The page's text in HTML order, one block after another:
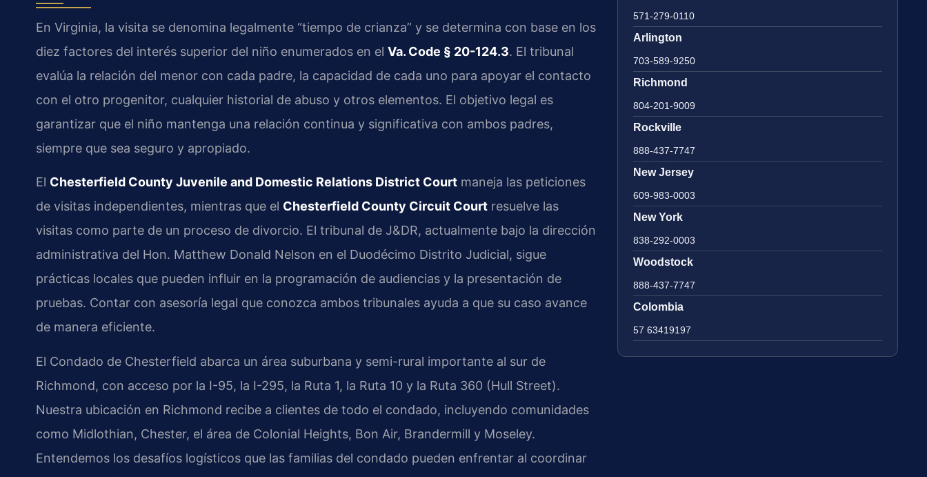
En Virginia, la visita se denomina legalmente “tiempo de crianza” y se determina con base en los
diez factores del interés superior del niño enumerados en el Va. Code § 20-124.3. El tribunal
evalúa la relación del menor con cada padre, la capacidad de cada uno para apoyar el contacto
con el otro progenitor, cualquier historial de abuso y otros elementos. El objetivo legal es
garantizar que el niño mantenga una relación continua y significativa con ambos padres,
siempre que sea seguro y apropiado.
El Chesterfield County Juvenile and Domestic Relations District Court maneja las peticiones
de visitas independientes, mientras que el Chesterfield County Circuit Court resuelve las
visitas como parte de un proceso de divorcio. El tribunal de J&DR, actualmente bajo la dirección
administrativa del Hon. Matthew Donald Nelson en el Duodécimo Distrito Judicial, sigue
prácticas locales que pueden influir en la programación de audiencias y la presentación de
pruebas. Contar con asesoría legal que conozca ambos tribunales ayuda a que su caso avance
de manera eficiente.
El Condado de Chesterfield abarca un área suburbana y semi-rural importante al sur de
Richmond, con acceso por la I-95, la I-295, la Ruta 1, la Ruta 10 y la Ruta 360 (Hull Street).
Nuestra ubicación en Richmond recibe a clientes de todo el condado, incluyendo comunidades
como Midlothian, Chester, el área de Colonial Heights, Bon Air, Brandermill y Moseley.
Entendemos los desafíos logísticos que las familias del condado pueden enfrentar al coordinar
571-279-0110
Arlington
703-589-9250
Richmond
804-201-9009
Rockville
888-437-7747
New Jersey
609-983-0003
New York
838-292-0003
Woodstock
888-437-7747
Colombia
57 63419197